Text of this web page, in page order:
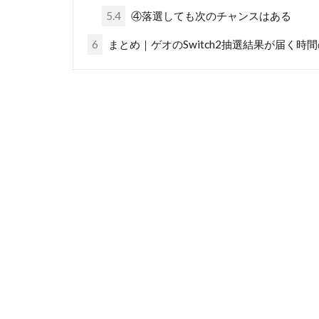
5.4 ④落選しても次のチャンスはある
6 まとめ｜ゲオのSwitch2抽選結果が届く時